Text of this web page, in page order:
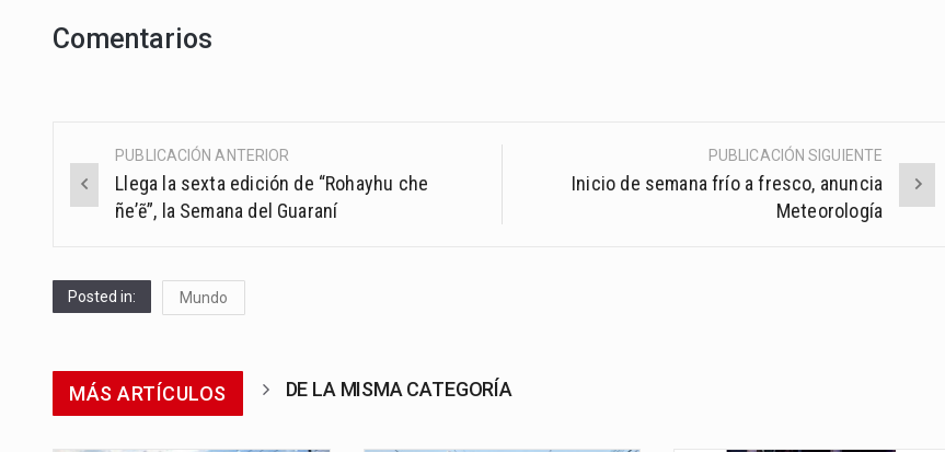
Comentarios
Post
navigation
PUBLICACIÓN ANTERIOR
Llega la sexta edición de “Rohayhu che
ñe’ẽ”, la Semana del Guaraní
PUBLICACIÓN SIGUIENTE
Inicio de semana frío a fresco, anuncia
Meteorología
Posted in: Mundo
MÁS ARTÍCULOS DE LA MISMA CATEGORÍA